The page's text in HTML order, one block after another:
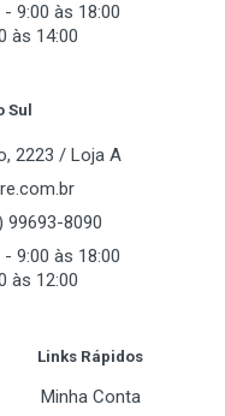
9:00 às 18:00
às 14:00
Sul
2223 / Loja A
99693-8090
9:00 às 18:00
às 12:00
Links Rápidos
Minha Conta